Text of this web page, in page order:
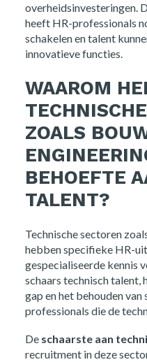
overheidsinvesteringen.
heeft HR-professionals
schakelen en talent
innovatieve functies.
WAAROM
ZOALS
BEHOEFTE
TALENT?
Technische sectoren
hebben specifieke HR-
gespecialiseerde kennis
schaars technisch talent,
gap en het behouden
professionals die de
De schaarste aan
recruitment in deze